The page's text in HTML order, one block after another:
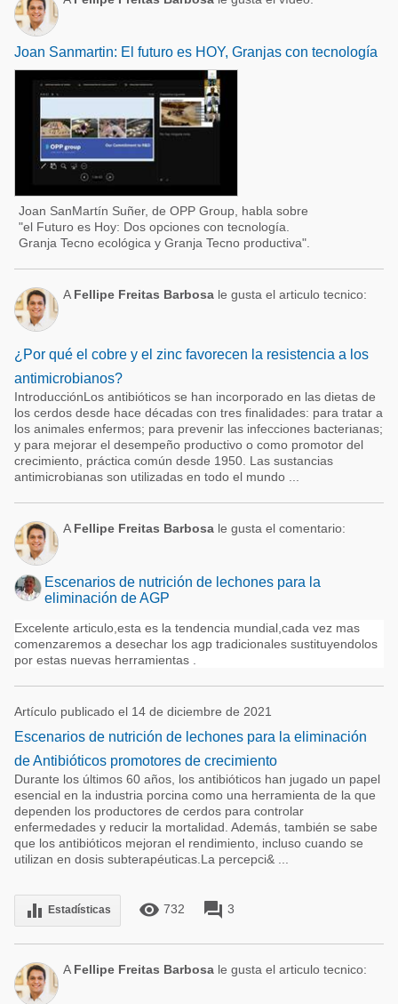
Joan Sanmartin: El futuro es HOY, Granjas con tecnología
Joan SanMartín Suñer, de OPP Group, habla sobre
"el Futuro es Hoy: Dos opciones con tecnología.
Granja Tecno ecológica y Granja Tecno productiva".
A Fellipe Freitas Barbosa le gusta el articulo tecnico:
¿Por qué el cobre y el zinc favorecen la resistencia a los
antimicrobianos?
IntroducciónLos antibióticos se han incorporado en las dietas de
los cerdos desde hace décadas con tres finalidades: para tratar a
los animales enfermos; para prevenir las infecciones bacterianas;
y para mejorar el desempeño productivo o como promotor del
crecimiento, práctica común desde 1950. Las sustancias
antimicrobianas son utilizadas en todo el mundo ...
A Fellipe Freitas Barbosa le gusta el comentario:
Escenarios de nutrición de lechones para la
eliminación de AGP
Excelente articulo,esta es la tendencia mundial,cada vez mas
comenzaremos a desechar los agp tradicionales sustituyendolos
por estas nuevas herramientas .
Artículo publicado el 14 de diciembre de 2021
Escenarios de nutrición de lechones para la eliminación
de Antibióticos promotores de crecimiento
Durante los últimos 60 años, los antibióticos han jugado un papel
esencial en la industria porcina como una herramienta de la que
dependen los productores de cerdos para controlar
enfermedades y reducir la mortalidad. Además, también se sabe
que los antibióticos mejoran el rendimiento, incluso cuando se
utilizan en dosis subterapéuticas.La percepci& ...
equalizer Estadísticas remove_red_eye 732 forum 3
A Fellipe Freitas Barbosa le gusta el articulo tecnico: